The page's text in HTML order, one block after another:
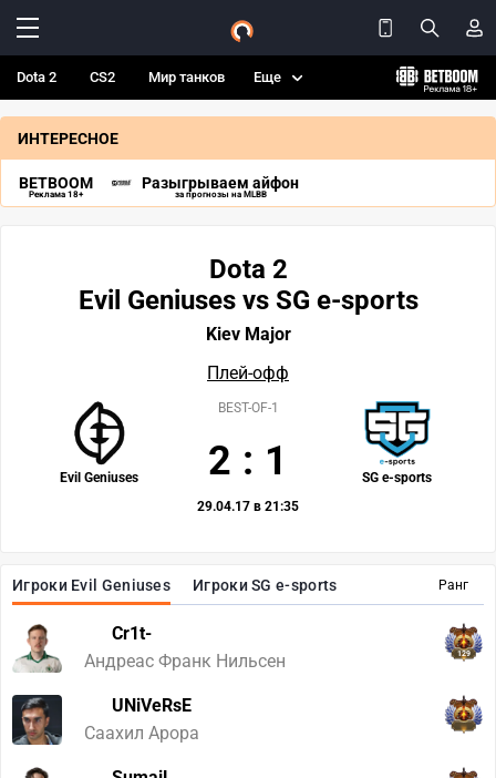
Dota 2 CS2 Мир танков Еще
ИНТЕРЕСНОЕ
BETBOOM
Реклама 18+
Разыгрываем айфон
за прогнозы на MLBB
Ранг
Игроки Evil Geniuses Игроки SG e-sports
Cr1t-
Андреас Франк Нильсен
129
UNiVeRsE
Саахил Арора
Dota 2
Evil Geniuses vs SG e-sports
Kiev Major
Плей-офф
Evil Geniuses SG e-sports
BEST-OF-1
2 : 1
29.04.17 в 21:35